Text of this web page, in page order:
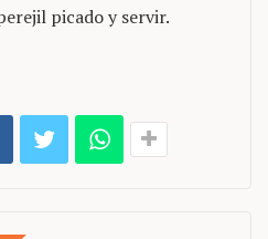
picado y servir.